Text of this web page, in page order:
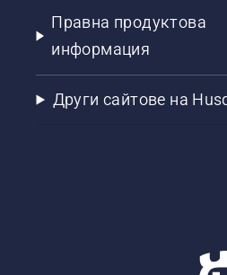
Правна продуктова
информация
Други сайтове на